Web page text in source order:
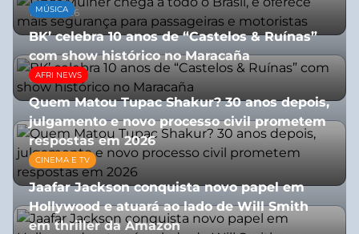
10/07/2026
MÚSICA
BK’ celebra 10 anos de “Castelos & Ruínas”
com show histórico no Maracaña
06/08/2026
AFRI NEWS
Quem Matou Tupac Shakur? 30 anos depois,
julgamento e novo processo civil prometem
respostas em 2026
05/08/2026
CINEMA E TV
Jaafar Jackson conquista novo papel em
Hollywood e atuará ao lado de Will Smith
em thriller da Amazon